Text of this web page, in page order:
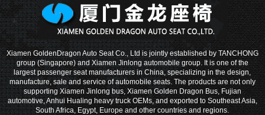
Xiamen GoldenDragon Auto Seat Co., Ltd is jointly established by TANCHONG
group (Singapore) and Xiamen Jinlong automobile group. It is one of the
largest passenger seat manufacturers in China, specializing in the design,
manufacture, sale and service of automobile seats. The products are not only
supporting Xiamen Jinlong bus, Xiamen Golden Dragon Bus, Fujian
automotive, Anhui Hualing heavy truck OEMs, and exported to Southeast Asia,
South Africa, Egypt, Europe and other countries and regions.